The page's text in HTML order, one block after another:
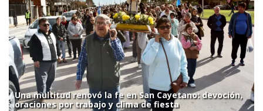
Una multitud renovó la fe en San Cayetano: devoción,
oraciones por trabajo y clima de fiesta